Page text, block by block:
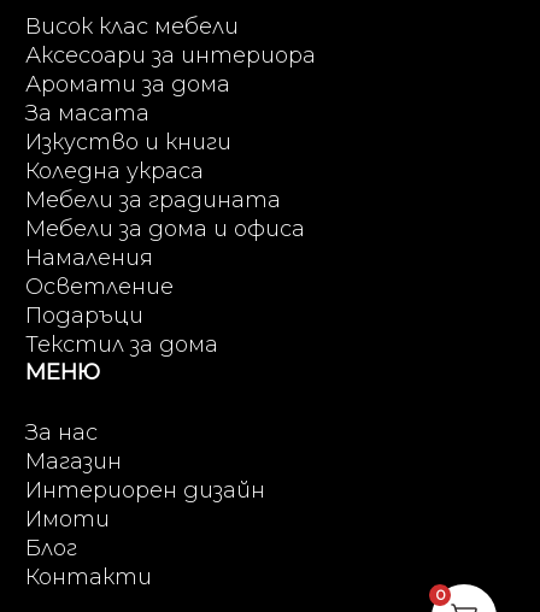
Висок клас мебели
Аксесоари за интериора
Аромати за дома
За масата
Изкуство и книги
Коледна украса
Мебели за градината
Мебели за дома и офиса
Намаления
Осветление
Подаръци
Текстил за дома
МЕНЮ
За нас
Магазин
Интериорен дизайн
Имоти
Блог
Контакти
0